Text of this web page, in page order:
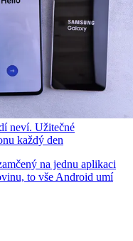
neví. Užitečné
každý den
na jednu aplikaci
to vše Android umí